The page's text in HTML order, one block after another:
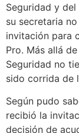
Seguridad y
su secretaria
invitación para
Pro. Más allá
Seguridad no
sido corrida de
Según pudo
recibió la
decisión de